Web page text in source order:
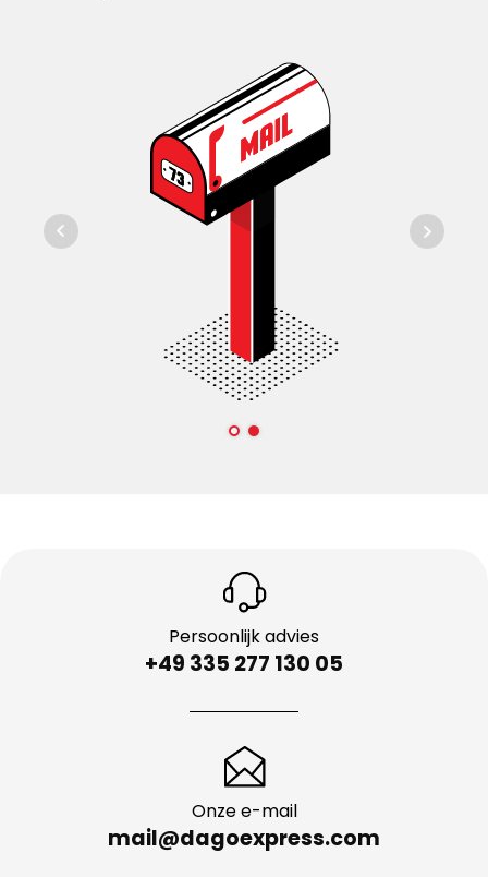
Persoonlijk advies
+49 335 277 130 05
Onze e-mail
mail@dagoexpress.com